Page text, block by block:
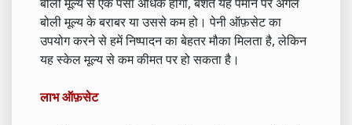
बोली मूल्य से एक पैसा अधिक होगी, बशर्ते यह पैमाने पर अगले
बोली मूल्य के बराबर या उससे कम हो। पेनी ऑफ़सेट का
उपयोग करने से हमें निष्पादन का बेहतर मौका मिलता है, लेकिन
यह स्केल मूल्य से कम कीमत पर हो सकता है।
लाभ ऑफ़सेट